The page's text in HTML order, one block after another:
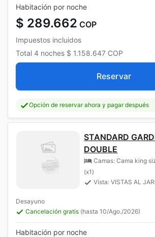
Habitación por noche
$ 289.662 COP
Impuestos incluidos
Total 4 noches $ 1.158.647 COP
Reservar
Opción de reservar ahora y pagar después
STANDARD
DOUBLE
Camas: Cama king
(x1)
Vista: VISTAS AL
Desayuno
Cancelación gratis (hasta 10/Ago./2026)
Habitación por noche